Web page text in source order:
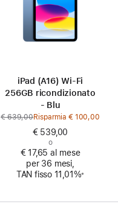
iPad (A16) Wi‑Fi
256GB ricondizionato
- Blu
€ 639,00Prezzo
precedente
Risparmia € 100,00
€ 539,00
o
€ 17,65 al mese
per 36 mesi,
TAN fisso 11,01%※